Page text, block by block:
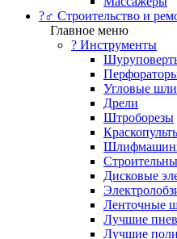
?‍♂️ Строительство и
Главное меню
?️ Инструменты
Угловые
Дрели
Штроборезы
Дисковые
Ленточные
Лучшие
Лучшие